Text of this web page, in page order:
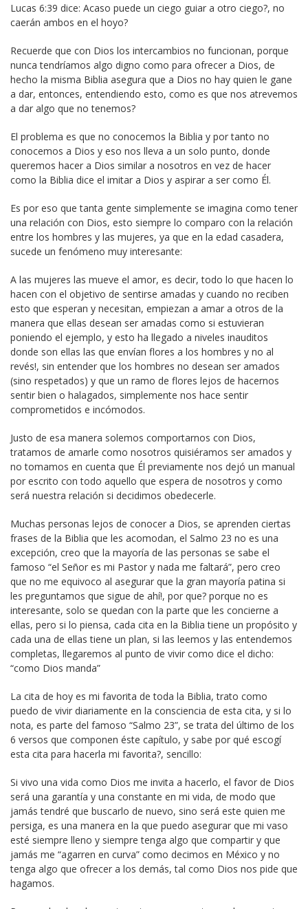
Lucas 6:39 dice: Acaso puede un ciego guiar a otro ciego?, no
caerán ambos en el hoyo?
Recuerde que con Dios los intercambios no funcionan, porque
nunca tendríamos algo digno como para ofrecer a Dios, de
hecho la misma Biblia asegura que a Dios no hay quien le gane
a dar, entonces, entendiendo esto, como es que nos atrevemos
a dar algo que no tenemos?
El problema es que no conocemos la Biblia y por tanto no
conocemos a Dios y eso nos lleva a un solo punto, donde
queremos hacer a Dios similar a nosotros en vez de hacer
como la Biblia dice el imitar a Dios y aspirar a ser como Él.
Es por eso que tanta gente simplemente se imagina como tener
una relación con Dios, esto siempre lo comparo con la relación
entre los hombres y las mujeres, ya que en la edad casadera,
sucede un fenómeno muy interesante:
A las mujeres las mueve el amor, es decir, todo lo que hacen lo
hacen con el objetivo de sentirse amadas y cuando no reciben
esto que esperan y necesitan, empiezan a amar a otros de la
manera que ellas desean ser amadas como si estuvieran
poniendo el ejemplo, y esto ha llegado a niveles inauditos
donde son ellas las que envían flores a los hombres y no al
revés!, sin entender que los hombres no desean ser amados
(sino respetados) y que un ramo de flores lejos de hacernos
sentir bien o halagados, simplemente nos hace sentir
comprometidos e incómodos.
Justo de esa manera solemos comportarnos con Dios,
tratamos de amarle como nosotros quisiéramos ser amados y
no tomamos en cuenta que Él previamente nos dejó un manual
por escrito con todo aquello que espera de nosotros y como
será nuestra relación si decidimos obedecerle.
Muchas personas lejos de conocer a Dios, se aprenden ciertas
frases de la Biblia que les acomodan, el Salmo 23 no es una
excepción, creo que la mayoría de las personas se sabe el
famoso “el Señor es mi Pastor y nada me faltará”, pero creo
que no me equivoco al asegurar que la gran mayoría patina si
les preguntamos que sigue de ahí!, por que? porque no es
interesante, solo se quedan con la parte que les concierne a
ellas, pero si lo piensa, cada cita en la Biblia tiene un propósito y
cada una de ellas tiene un plan, si las leemos y las entendemos
completas, llegaremos al punto de vivir como dice el dicho:
“como Dios manda”
La cita de hoy es mi favorita de toda la Biblia, trato como
puedo de vivir diariamente en la consciencia de esta cita, y si lo
nota, es parte del famoso “Salmo 23”, se trata del último de los
6 versos que componen éste capítulo, y sabe por qué escogí
esta cita para hacerla mi favorita?, sencillo:
Si vivo una vida como Dios me invita a hacerlo, el favor de Dios
será una garantía y una constante en mi vida, de modo que
jamás tendré que buscarlo de nuevo, sino será este quien me
persiga, es una manera en la que puedo asegurar que mi vaso
esté siempre lleno y siempre tenga algo que compartir y que
jamás me “agarren en curva” como decimos en México y no
tenga algo que ofrecer a los demás, tal como Dios nos pide que
hagamos.